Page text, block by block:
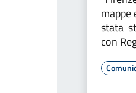
mappe
stata
con